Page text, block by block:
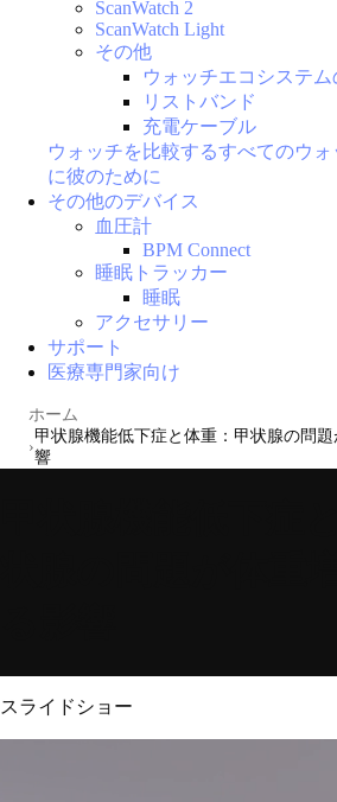
ScanWatch 2
ScanWatch Light
その他
ウォッチエコシステ
リストバンド
充電ケーブル
ウォッチを比較するすべてのウ
に彼のために
その他のデバイス
血圧計
BPM Connect
睡眠トラッカー
睡眠
アクセサリー
サポート
医療専門家向け
ホーム
甲状腺機能低下症と体重：甲状腺の問
響
スライドショー